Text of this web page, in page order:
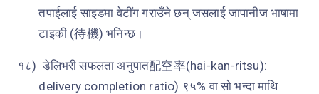
तपाईलाई साइडमा वेटींग गराउँने छन् जसलाई जापानीज भाषामा
टाइकी (待機)भनिन्छ।
१८) डेलिभरी सफलता अनुपात配空率(hai-kan-ritsu):
delivery completion ratio) ९५% वा सो भन्दा माथि